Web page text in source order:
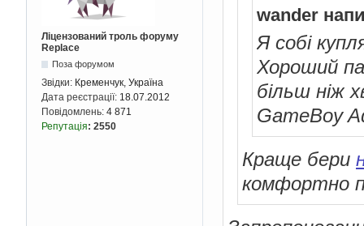
Ліцензований троль форуму
Replace
Поза форумом
Звідки: Кременчук, Україна
Дата реєстрації: 18.07.2012
Повідомлень: 4 871
Репутація: 2550
wander
Я собі
Хороший
більш ніж
GameBoy
Краще бери
комфортно